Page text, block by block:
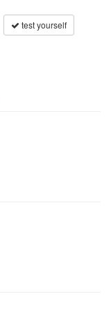
test yourself